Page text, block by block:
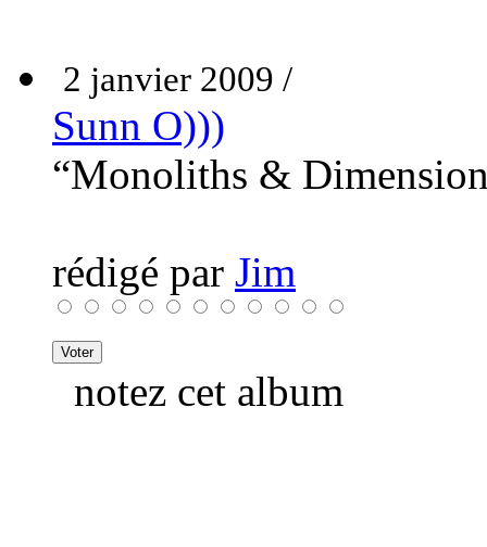
2 janvier 2009 /
Sunn O)))
“Monoliths &
rédigé par Jim
notez cet album